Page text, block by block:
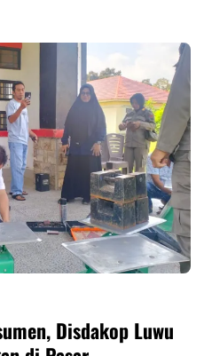
Disdakop Luwu